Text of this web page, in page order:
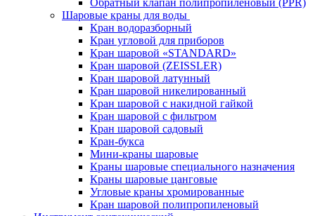
Обратный клапан полипропиленовый (PPR)
Шаровые краны для воды
Кран водоразборный
Кран угловой для приборов
Кран шаровой «STANDARD»
Кран шаровой (ZEISSLER)
Кран шаровой латунный
Кран шаровой никелированный
Кран шаровой с накидной гайкой
Кран шаровой с фильтром
Кран шаровой садовый
Кран-букса
Мини-краны шаровые
Краны шаровые специального назначения
Краны шаровые цанговые
Угловые краны хромированные
Кран шаровой полипропиленовый